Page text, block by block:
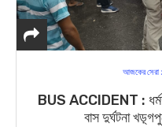
আজকের সেরা
BUS ACCIDENT :
বাস দুর্ঘটনা